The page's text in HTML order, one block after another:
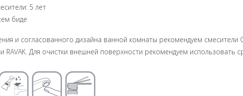
5 лет
биде
и согласованного дизайна ванной комнаты рекомендуем
RAVAK. Для очистки внешней поверхности рекомендуем использовать